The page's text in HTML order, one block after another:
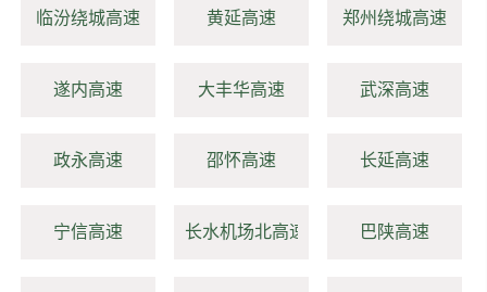
临汾绕城高速 黄延高速 郑州绕城高速
遂内高速 大丰华高速 武深高速
政永高速 邵怀高速 长延高速
宁信高速 长水机场北高速 巴陕高速